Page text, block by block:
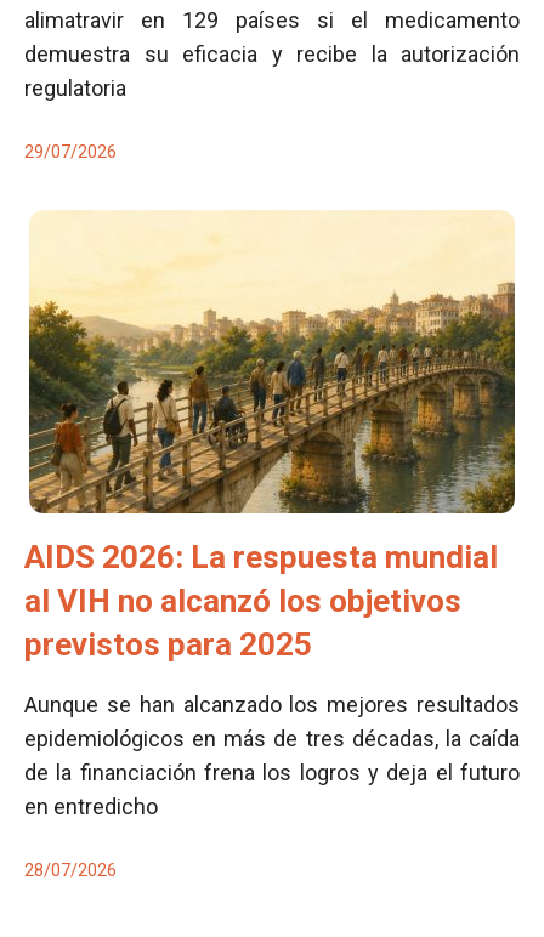
alimatravir en 129 países si el medicamento
demuestra su eficacia y recibe la autorización
regulatoria
29/07/2026
AIDS 2026: La respuesta mundial
al VIH no alcanzó los objetivos
previstos para 2025
Aunque se han alcanzado los mejores resultados
epidemiológicos en más de tres décadas, la caída
de la financiación frena los logros y deja el futuro
en entredicho
28/07/2026